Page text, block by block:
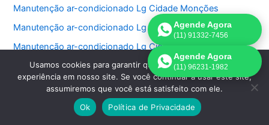
Manutenção ar-condicionado Lg Cidade Monções
Manutenção ar-condicionado Lg Cidade Jardim
Manutenção ar-condicionado Lg Cidade Dutra
Manutenção ar-condicionado Lg Cidade Ademar
Manutenção ar-condicionado Lg Chácara Santo Antonio
Manutenção ar-condicionado Lg Chácara Inglesa
Agende Agora
(11) 91332-7456
Agende Agora
(11) 96231-1982
Usamos cookies para garantir que oferecemos a melhor
experiência em nosso site. Se você continuar a usar este site,
assumiremos que você está satisfeito com ele.
Ok
Política de Privacidade